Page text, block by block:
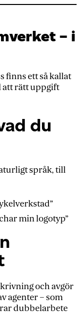
– i
finns ett så kallat
att rätt uppgift
du
språk, till
min logotyp”
och avgör
agenter – som
dubbelarbete